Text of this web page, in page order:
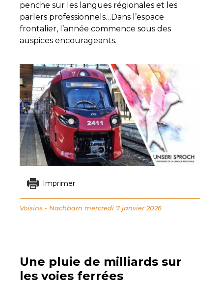
penche sur les langues régionales et les
parlers professionnels…Dans l’espace
frontalier, l’année commence sous des
auspices encourageants.
Une pluie de milliards sur
les voies ferrées
Imprimer
Voisins - Nachbarn mercredi 7 janvier 2026